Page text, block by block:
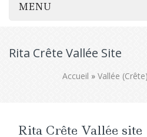
MENU
Rita Crête Vallée Site
Accueil » Vallée
Rita Crête Vallée site